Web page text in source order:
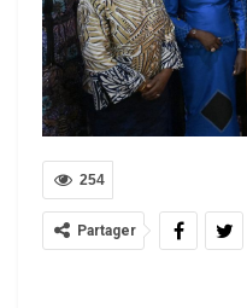
254
Partager